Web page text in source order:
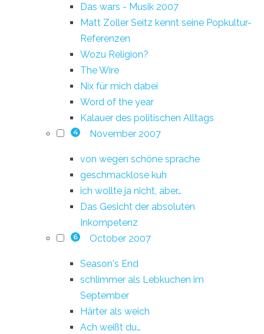
Das wars - Musik 2007
Matt Zoller Seitz kennt seine Popkultur-
Referenzen
Wozu Religion?
The Wire
Nix für mich dabei
Word of the year
Kalauer des politischen Alltags
4 November 2007
von wegen schöne sprache
geschmacklose kuh
ich wollte ja nicht, aber…
Das Gesicht der absoluten
Inkompetenz
6 October 2007
Season's End
schlimmer als Lebkuchen im
September
Härter als weich
Ach weißt du…